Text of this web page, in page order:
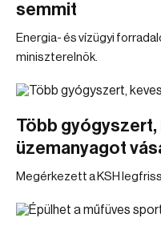
semmit
Energia- és vízügyi
miniszterelnök.
Több gyógyszert,
üzemanyagot
Megérkezett a KSH